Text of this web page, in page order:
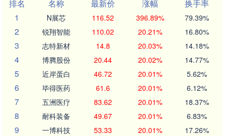
排名
名称 最新价 涨幅
换手率
1
N展芯 116.52 396.89% 79.39%
2 锐翔智能 110.02 20.21% 16.80%
3 志特新材 14.8 20.03% 14.18%
4 博腾股份 20.44 20.02% 14.77%
5 近岸蛋白 46.72 20.01% 5.62%
6 毕得医药 61.6 20.01% 6.12%
7 五洲医疗 83.62 20.01% 18.37%
8 耐科装备 49.67 20.01% 6.83%
9 一博科技 53.33 20.01% 17.26%